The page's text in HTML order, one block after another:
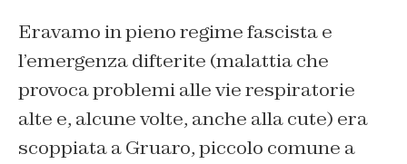
Eravamo in pieno regime fascista e
l’emergenza difterite (malattia che
provoca problemi alle vie respiratorie
alte e, alcune volte, anche alla cute) era
scoppiata a Gruaro, piccolo comune a